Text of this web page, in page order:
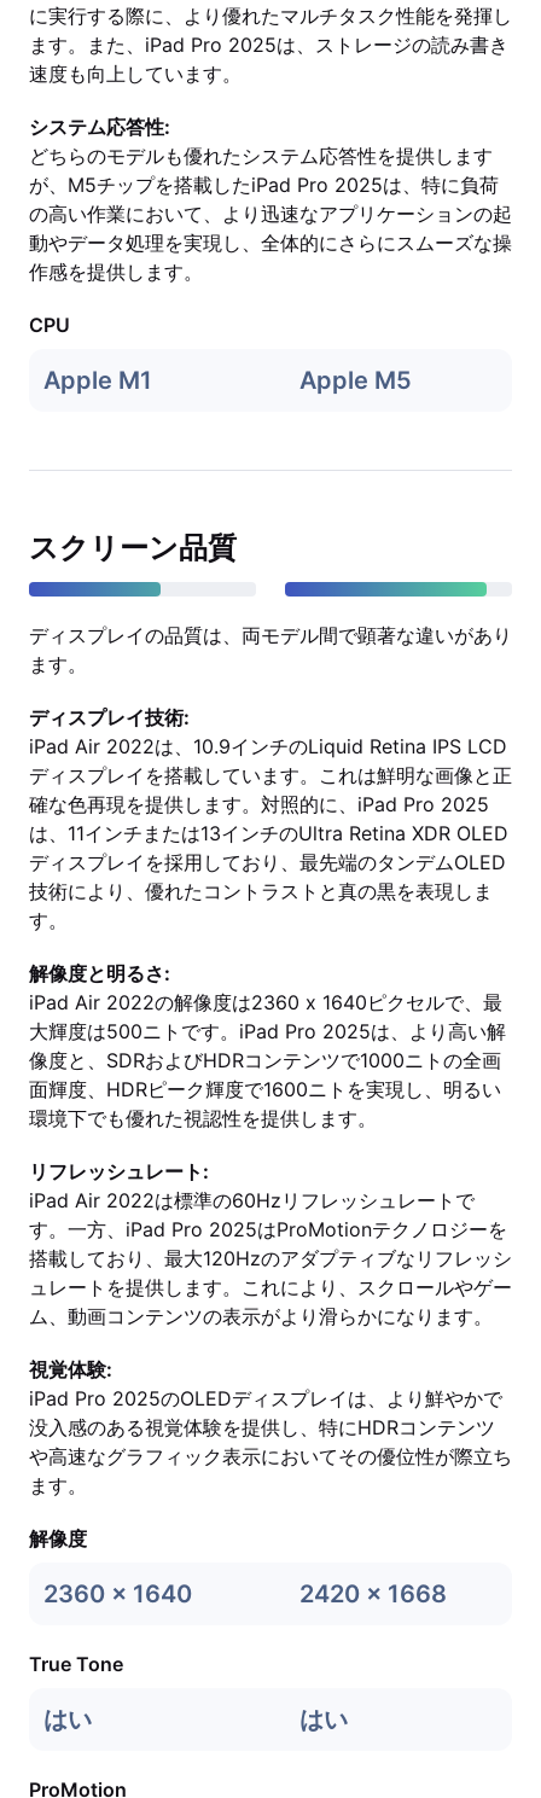
に実行する際に、より優れたマルチタスク性能を発揮し
ます。また、iPad Pro 2025は、ストレージの読み書き
速度も向上しています。
システム応答性:
どちらのモデルも優れたシステム応答性を提供します
が、M5チップを搭載したiPad Pro 2025は、特に負荷
の高い作業において、より迅速なアプリケーションの起
動やデータ処理を実現し、全体的にさらにスムーズな操
作感を提供します。
CPU
Apple M1 Apple M5
スクリーン品質
ディスプレイの品質は、両モデル間で顕著な違いがあり
ます。
ディスプレイ技術:
iPad Air 2022は、10.9インチのLiquid Retina IPS LCD
ディスプレイを搭載しています。これは鮮明な画像と正
確な色再現を提供します。対照的に、iPad Pro 2025
は、11インチまたは13インチのUltra Retina XDR OLED
ディスプレイを採用しており、最先端のタンデムOLED
技術により、優れたコントラストと真の黒を表現しま
す。
解像度と明るさ:
iPad Air 2022の解像度は2360 x 1640ピクセルで、最
大輝度は500ニトです。iPad Pro 2025は、より高い解
像度と、SDRおよびHDRコンテンツで1000ニトの全画
面輝度、HDRピーク輝度で1600ニトを実現し、明るい
環境下でも優れた視認性を提供します。
リフレッシュレート:
iPad Air 2022は標準の60Hzリフレッシュレートで
す。一方、iPad Pro 2025はProMotionテクノロジーを
搭載しており、最大120Hzのアダプティブなリフレッシ
ュレートを提供します。これにより、スクロールやゲー
ム、動画コンテンツの表示がより滑らかになります。
視覚体験:
iPad Pro 2025のOLEDディスプレイは、より鮮やかで
没入感のある視覚体験を提供し、特にHDRコンテンツ
や高速なグラフィック表示においてその優位性が際立ち
ます。
解像度
2360 x 1640 2420 x 1668
True Tone
はい はい
ProMotion